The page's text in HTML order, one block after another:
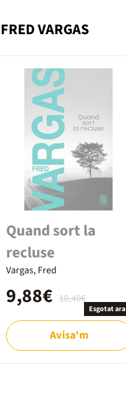
VARGAS
Quand sort la
recluse
Vargas, Fred
10,40€
9,88€ Esgotat ara
Avisa'm